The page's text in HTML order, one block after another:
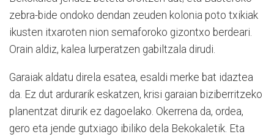
zebra-bide ondoko dendan zeuden kolonia poto txikiak
ikusten itxaroten nion semaforoko gizontxo berdeari.
Orain aldiz, kalea lurperatzen gabiltzala dirudi.
Garaiak aldatu direla esatea, esaldi merke bat idaztea
da. Ez dut ardurarik eskatzen, krisi garaian biziberritzeko
planentzat dirurik ez dagoelako. Okerrena da, ordea,
gero eta jende gutxiago ibiliko dela Bekokaletik. Eta